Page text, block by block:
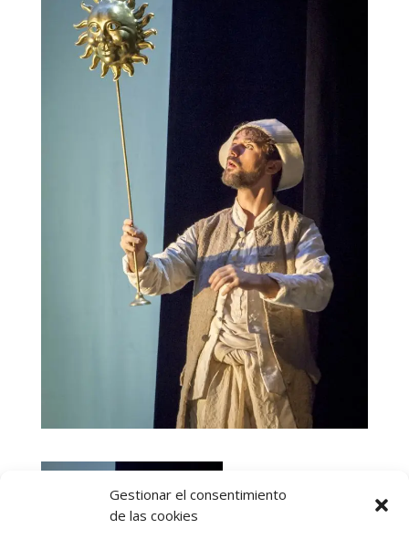
Gestionar el consentimiento
de las cookies